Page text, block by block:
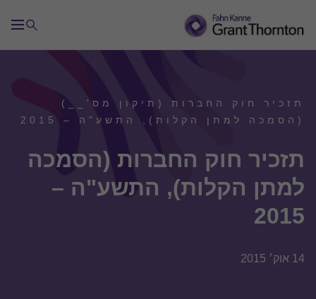
תזכיר חוק החברות (תיקון מס'__)
(הסמכה למתן הקלות), התשע"ה – 2015
תזכיר חוק החברות (הסמכה
למתן הקלות), התשע"ה –
2015
14 אוק׳ 2015